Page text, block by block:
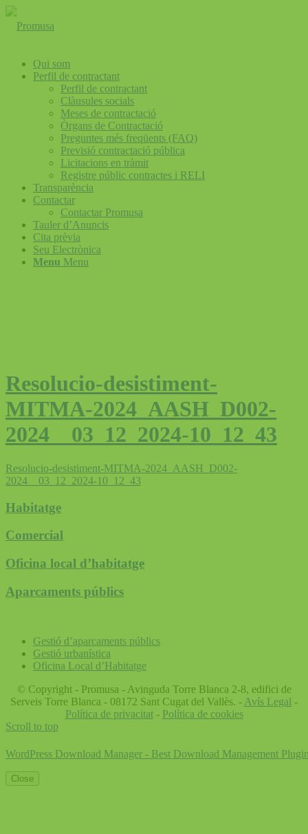
Qui som
Perfil de contractant
Perfil de contractant
Clàusules socials
Meses de contractació
Òrgans de Contractació
Preguntes més freqüents (FAQ)
Previsió contractació pública
Licitacions en tràmit
Registre públic contractes i RELI
Transparència
Contactar
Contactar Promusa
Tauler d’Anuncis
Cita prèvia
Seu Electrònica
Menu Menu
Resolucio-desistiment-
MITMA-2024_AASH_D002-
2024__03_12_2024-10_12_43
Resolucio-desistiment-MITMA-2024_AASH_D002-
2024__03_12_2024-10_12_43
Habitatge
Comercial
Oficina local d’habitatge
Aparcaments públics
Gestió d’aparcaments públics
Gestió urbanística
Oficina Local d’Habitatge
© Copyright - Promusa - Avinguda Torre Blanca 2-8, edifici de
Serveis Torre Blanca - 08172 Sant Cugat del Vallès. - Avís Legal -
Política de privacitat- Política de cookies
Scroll to top
WordPress Download Manager - Best Download Management
Close